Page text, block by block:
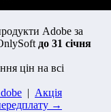
Adobe за
до 31 січня
цін на всі
| Акція
→